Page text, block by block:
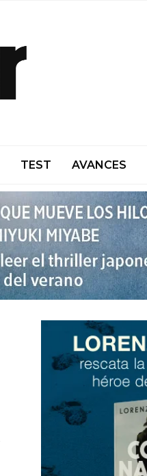
TEST AVANCES